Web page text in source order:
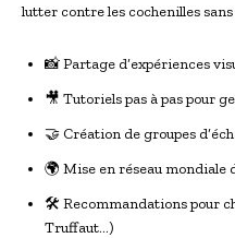
lutter contre les cochenilles
📸 Partage d’expériences
🎥 Tutoriels pas à pas pour
🤝 Création de groupes
🌍 Mise en réseau mondiale
🛠 Recommandations pour
Truffaut…)